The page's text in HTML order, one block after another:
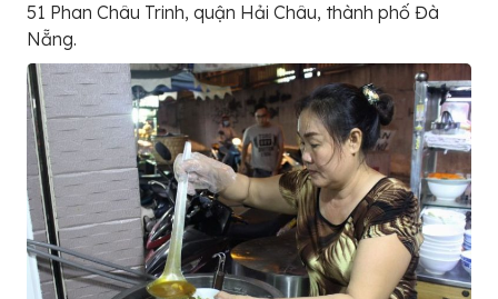
51 Phan Châu Trinh, quận Hải Châu, thành phố Đà
Nẵng.